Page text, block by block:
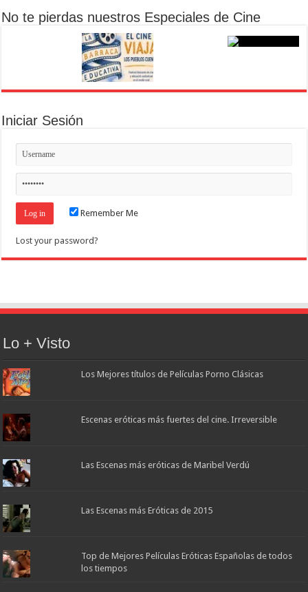
No te pierdas nuestros Especiales de Cine
Iniciar Sesión
Remember Me
Lost your password?
Lo + Visto
Los Mejores títulos de Películas Porno Clásicas
Escenas eróticas más fuertes del cine. Irreversible
Las Escenas más eróticas de Maribel Verdú
Las Escenas más Eróticas de 2015
Top de Mejores Películas Eróticas Españolas de todos
los tiempos